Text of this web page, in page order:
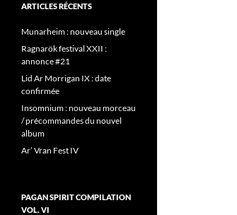
Folk Pagan Webzine
ARTICLES RÉCENTS
Munarheim : nouveau single
Ragnarök festival XXII :
annonce #21
Lid Ar Morrigan IX : date
confirmée
Insomnium : nouveau morceau
/ précommandes du nouvel
album
Ar’ Vran Fest IV
PAGAN SPIRIT COMPILATION
VOL. VI